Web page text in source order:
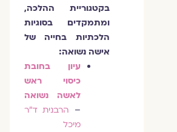
בקטגוריית ההלכה,
ומתמקדים בסוגיות
הלכתיות בחייה של
אישה נשואה:
עיון בחובת
כיסוי ראש
לאשה נשואה
–הרבנית ד"ר
מיכל